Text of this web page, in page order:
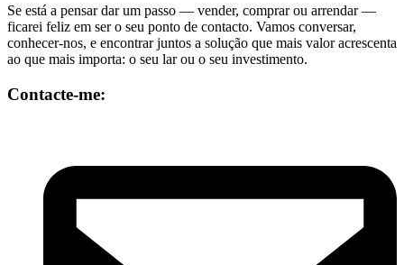
Se está a pensar dar um passo — vender, comprar ou arrendar —
ficarei feliz em ser o seu ponto de contacto. Vamos conversar,
conhecer-nos, e encontrar juntos a solução que mais valor acrescenta
ao que mais importa: o seu lar ou o seu investimento.
Contacte-me: